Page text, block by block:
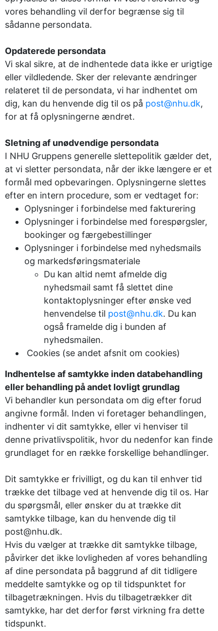
vores behandling vil derfor begrænse sig til
sådanne persondata.
Opdaterede persondata
Vi skal sikre, at de indhentede data ikke er urigtige
eller vildledende. Sker der relevante ændringer
relateret til de persondata, vi har indhentet om
dig, kan du henvende dig til os på post@nhu.dk,
for at få oplysningerne ændret.
Sletning af unødvendige persondata
I NHU Gruppens generelle slettepolitik gælder det,
at vi sletter persondata, når der ikke længere er et
formål med opbevaringen. Oplysningerne slettes
efter en intern procedure, som er vedtaget for:
Oplysninger i forbindelse med fakturering
Oplysninger i forbindelse med forespørgsler,
bookinger og færgebestillinger
Oplysninger i forbindelse med nyhedsmails
og markedsføringsmateriale
Du kan altid nemt afmelde dig
nyhedsmail samt få slettet dine
kontaktoplysninger efter ønske ved
henvendelse til post@nhu.dk. Du kan
også framelde dig i bunden af
nyhedsmailen.
Cookies (se andet afsnit om cookies)
Indhentelse af samtykke inden databehandling
eller behandling på andet lovligt grundlag
Vi behandler kun persondata om dig efter forud
angivne formål. Inden vi foretager behandlingen,
indhenter vi dit samtykke, eller vi henviser til
denne privatlivspolitik, hvor du nedenfor kan finde
grundlaget for en række forskellige behandlinger.
Dit samtykke er frivilligt, og du kan til enhver tid
trække det tilbage ved at henvende dig til os. Har
du spørgsmål, eller ønsker du at trække dit
samtykke tilbage, kan du henvende dig til
post@nhu.dk.
Hvis du vælger at trække dit samtykke tilbage,
påvirker det ikke lovligheden af vores behandling
af dine persondata på baggrund af dit tidligere
meddelte samtykke og op til tidspunktet for
tilbagetrækningen. Hvis du tilbagetrækker dit
samtykke, har det derfor først virkning fra dette
tidspunkt.